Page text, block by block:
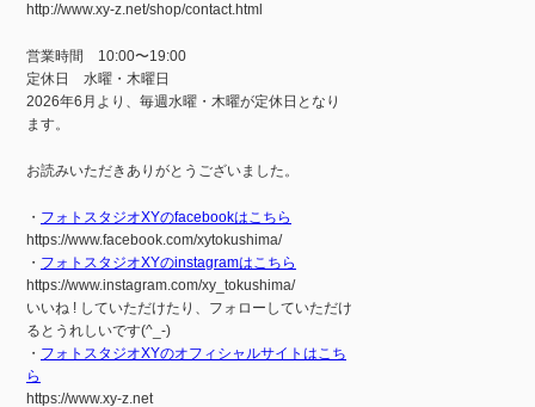
http://www.xy-z.net/shop/contact.html
営業時間 10:00〜19:00
定休日 水曜・木曜日
2026年6月より、毎週水曜・木曜が定休日となり
ます。
お読みいただきありがとうございました。
・ フォトスタジオXYのfacebookはこちら
https://www.facebook.com/xytokushima/
・ フォトスタジオXYのinstagramはこちら
https://www.instagram.com/xy_tokushima/
いいね ! していただけたり、フォローしていただけ
るとうれしいです(^_-)
・ フォトスタジオXYのオフィシャルサイトはこち
ら
https://www.xy-z.net